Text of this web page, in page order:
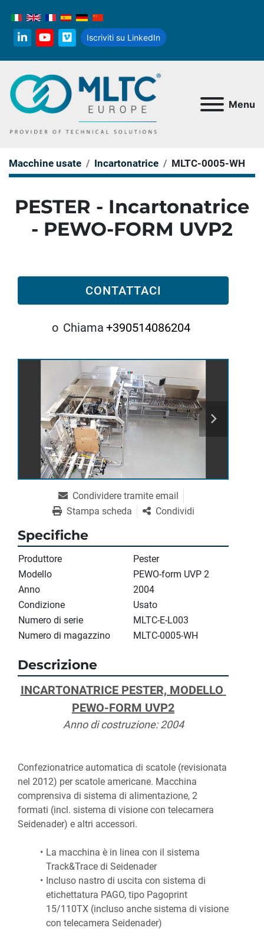
linkedinyoutube
vimeo
Iscriviti su LinkedIn
Menu
Macchine usate Incartonatrice MLTC-0005-WH
PESTER - Incartonatrice
- PEWO-FORM UVP2
CONTATTACI
o Chiama +390514086204
Condividere tramite email
Stampa scheda
Condividi
Specifiche
Produttore
Pester
Modello
PEWO-form UVP 2
Anno
2004
Condizione
Usato
Numero di serie
MLTC-E-L003
Numero di magazzino
MLTC-0005-WH
Descrizione
INCARTONATRICE PESTER, MODELLO
PEWO-FORM UVP2
Anno di costruzione: 2004
Confezionatrice automatica di scatole (revisionata
nel 2012) per scatole americane. Macchina
comprensiva di sistema di alimentazione, 2
formati (incl. sistema di visione con telecamera
Seidenader) e altri accessori.
La macchina è in linea con il sistema
Track&Trace di Seidenader
Incluso nastro di uscita con sistema di
etichettatura PAGO, tipo Pagoprint
15/110TX (incluso anche sistema di visione
con telecamera Seidenader)